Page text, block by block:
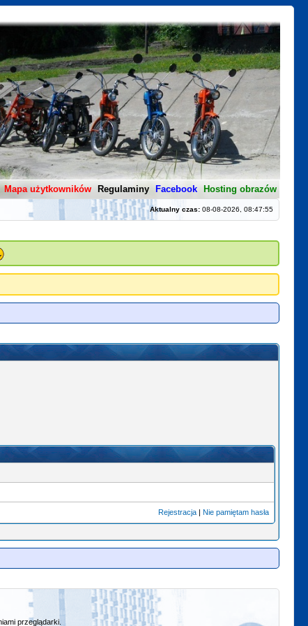
Mapa użytkowników Regulaminy Facebook Hosting obrazów
Aktualny czas:08-08-2026, 08:47:55
Rejestracja| Nie pamiętam hasła
przeglądarki.